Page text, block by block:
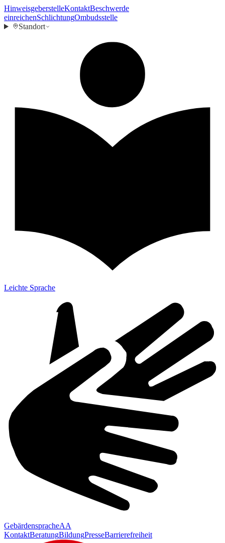
HinweisgeberstelleKontaktBeschwerde
einreichenSchlichtungOmbudsstelle
Standort
Leichte Sprache
GebärdenspracheAA
KontaktBeratungBildungPresseBarrierefreiheit